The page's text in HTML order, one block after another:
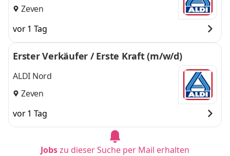
Zeven
vor 1 Tag
Erster Verkäufer / Erste Kraft (m/w/d)
ALDI Nord
Zeven
vor 1 Tag
Jobszu dieser Suche per Mail erhalten